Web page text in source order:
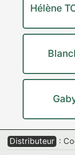
Hélène
Distributeur :